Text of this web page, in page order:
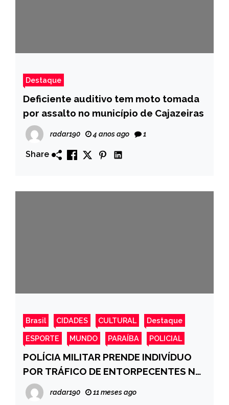
Destaque
Deficiente auditivo tem moto tomada
por assalto no município de Cajazeiras
radar190 4 anos ago 1
Share
Brasil CIDADES CULTURAL Destaque
ESPORTE MUNDO PARAÍBA POLICIAL
POLÍCIA MILITAR PRENDE INDIVÍDUO
POR TRÁFICO DE ENTORPECENTES NO
BAIRRO CEHAP, EM SOUSA-PB
radar190 11 meses ago